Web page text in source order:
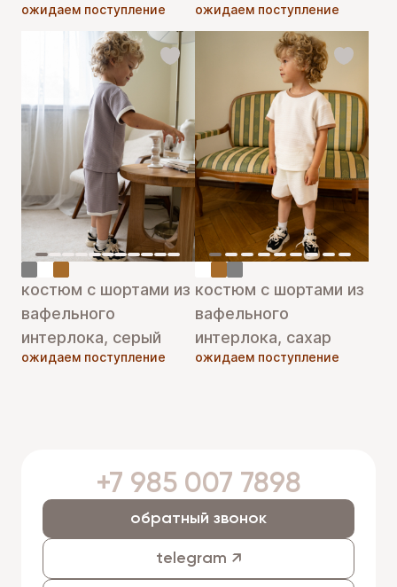
ожидаем поступление ожидаем поступление
костюм с шортами из
вафельного
интерлока, серый
ожидаем поступление
костюм с шортами из
вафельного
интерлока, сахар
ожидаем поступление
+7 985 007 7898
telegram ↗
обратный звонок